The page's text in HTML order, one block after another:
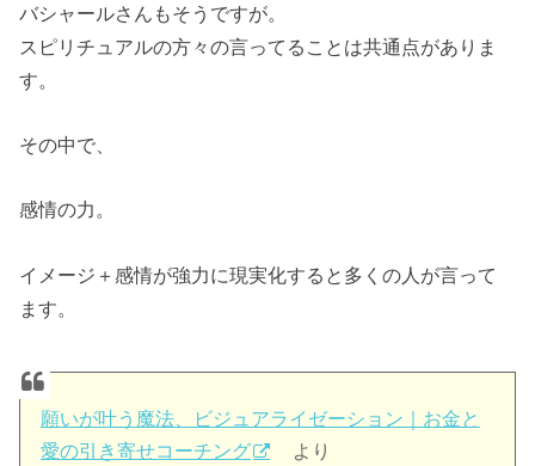
バシャールさんもそうですが。
スピリチュアルの方々の言ってることは共通点がありま
す。
その中で、
感情の力。
イメージ＋感情が強力に現実化すると多くの人が言って
ます。
願いが叶う魔法、ビジュアライゼーション｜お金と
愛の引き寄せコーチング
より